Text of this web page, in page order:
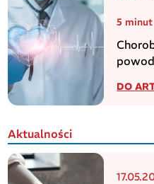
5 minut
WHO
DO
Aktualności